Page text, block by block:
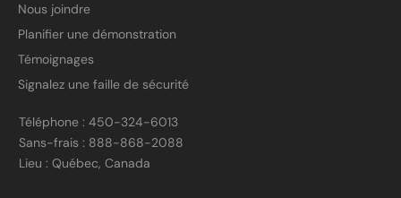
Nous joindre
Planifier une démonstration
Témoignages
Signalez une faille de sécurité
Téléphone : 450-324-6013
Sans-frais : 888-868-2088
Lieu : Québec, Canada